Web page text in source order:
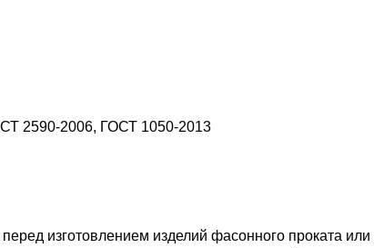
2590-2006, ГОСТ 1050-2013
перед изготовлением изделий фасонного проката